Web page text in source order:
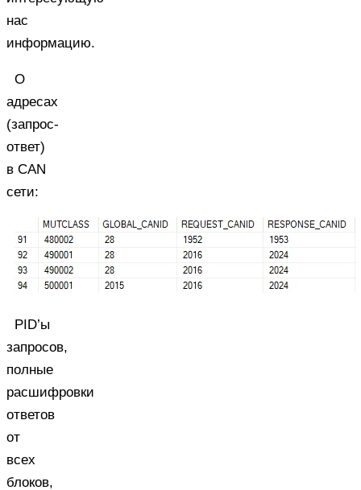
нас
информацию.
О
адресах
(запрос-
ответ)
в CAN
сети:
PID’ы
запросов,
полные
расшифровки
ответов
от
всех
блоков,